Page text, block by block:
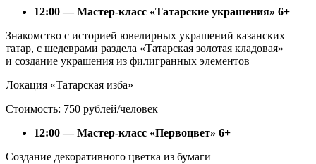
12:00 — Мастер-класс «Татарские украшения» 6+
Знакомство с историей ювелирных украшений казанских
татар, с шедеврами раздела «Татарская золотая кладовая»
и создание украшения из филигранных элементов
Локация «Татарская изба»
Стоимость: 750 рублей/человек
12:00 — Мастер-класс «Первоцвет» 6+
Создание декоративного цветка из бумаги